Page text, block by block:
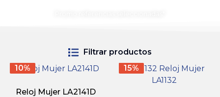
Filtrar productos
10%
Reloj Mujer LA2141D
15%